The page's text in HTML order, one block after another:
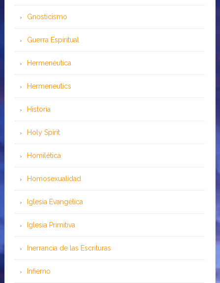
Gnosticismo
Guerra Espiritual
Hermenéutica
Hermeneutics
Historia
Holy Spirit
Homilética
Homosexualidad
Iglesia Evangélica
Iglesia Primitiva
Inerrancia de las Escrituras
Infierno